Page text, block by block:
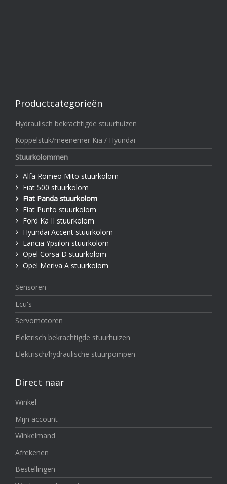
Productcategorieën
Hydraulisch bekrachtigde stuurhuizen
Koppelstuk/meenemer Kia / Hyundai
Stuurkolommen
Alfa Romeo Mito stuurkolom
Fiat 500 stuurkolom
Fiat Panda stuurkolom
Fiat Punto stuurkolom
Ford Ka II stuurkolom
Hyundai Accent stuurkolom
Lancia Ypsilon stuurkolom
Opel Corsa D stuurkolom
Opel Meriva A stuurkolom
Sensoren
Ecu's
Servomotoren
Elektrisch bekrachtigde stuurhuizen
Elektrisch/hydraulische stuurpompen
Direct naar
Winkel
Mijn account
Winkelmand
Afrekenen
Bestellingen